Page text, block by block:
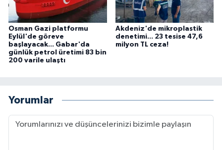
Osman Gazi platformu
Eylül'de göreve
başlayacak... Gabar'da
günlük petrol üretimi 83 bin
200 varile ulaştı
Akdeniz'de mikroplastik
denetimi... 23 tesise 47,6
milyon TL ceza!
Yorumlar